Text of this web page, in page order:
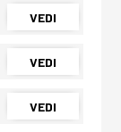
VEDI
VEDI
VEDI